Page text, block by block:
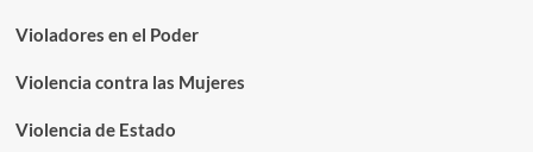
Violadores en el Poder
Violencia contra las Mujeres
Violencia de Estado